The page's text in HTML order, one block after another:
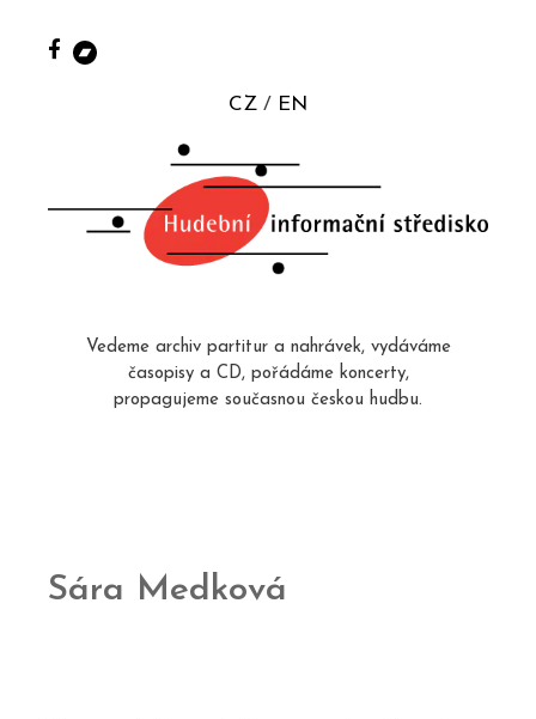
CZ EN
Vedeme archiv partitur a nahrávek, vydáváme
časopisy a CD, pořádáme koncerty,
propagujeme současnou českou hudbu.
Sára Medková